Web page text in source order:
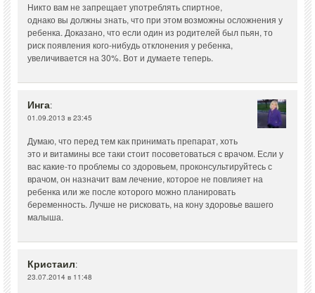
Никто вам не запрещает употреблять спиртное,
однако вы должны знать, что при этом возможны осложнения у
ребенка. Доказано, что если один из родителей был пьян, то
риск появления кого-нибудь отклонения у ребенка,
увеличивается на 30%. Вот и думаете теперь.
Инга:
01.09.2013 в 23:45
Думаю, что перед тем как принимать препарат, хоть
это и витамины все таки стоит посоветоваться с врачом. Если у
вас какие-то проблемы со здоровьем, проконсультируйтесь с
врачом, он назначит вам лечение, которое не повлияет на
ребенка или же после которого можно планировать
беременность. Лучше не рисковать, на кону здоровье вашего
малыша.
Кристаил:
23.07.2014 в 11:48